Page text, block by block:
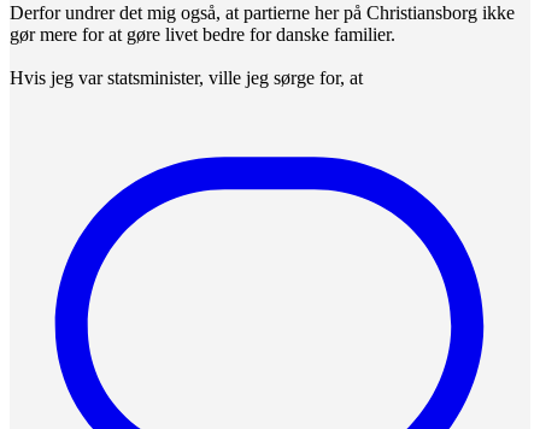
Derfor undrer det mig også, at partierne her på Christiansborg ikke
gør mere for at gøre livet bedre for danske familier.
Hvis jeg var statsminister, ville jeg sørge for, at